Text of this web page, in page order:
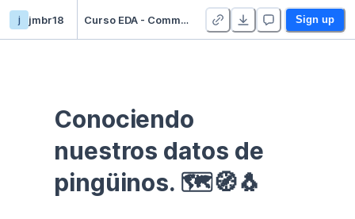
j jmbr18 Curso EDA - Communication - Duplicate Sign up
Conociendo
nuestros datos de
pingüinos. 🗺🧭🐧